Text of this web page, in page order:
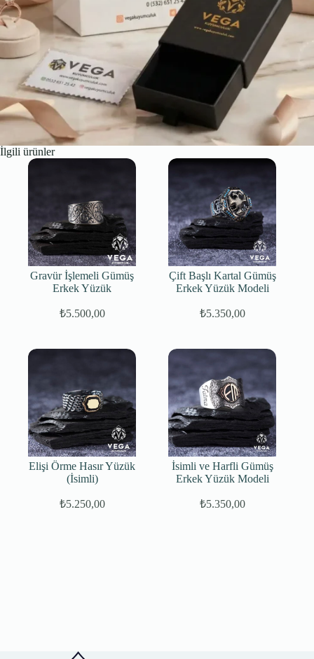
İlgili ürünler
Gravür İşlemeli Gümüş
Erkek Yüzük
₺5.500,00
Çift Başlı Kartal Gümüş
Erkek Yüzük Modeli
₺5.350,00
Elişi Örme Hasır Yüzük
(İsimli)
₺5.250,00
İsimli ve Harfli Gümüş
Erkek Yüzük Modeli
₺5.350,00